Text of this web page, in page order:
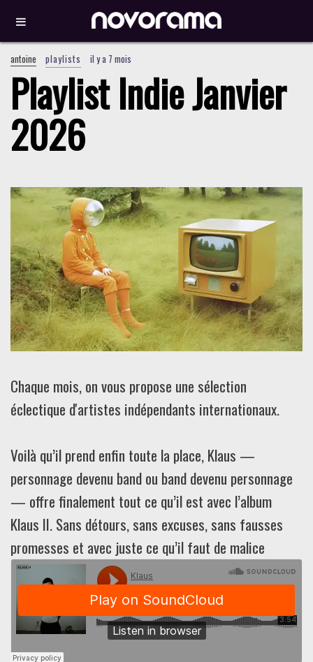
antoine playlists il y a 7 mois
Playlist Indie Janvier
2026
Chaque mois, on vous propose une sélection
éclectique d'artistes indépendants internationaux.
Voilà qu’il prend enfin toute la place, Klaus —
personnage devenu band ou band devenu personnage
— offre finalement tout ce qu’il est avec l’album
Klaus II. Sans détours, sans excuses, sans fausses
promesses et avec juste ce qu’il faut de malice